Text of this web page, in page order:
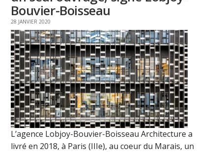
Bouvier-Boisseau
28 JANVIER 2020
L’agence Lobjoy-Bouvier-Boisseau Architecture a
livré en 2018, à Paris (IIIe), au coeur du Marais, un